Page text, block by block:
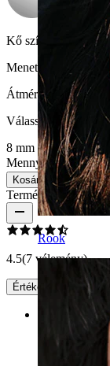
Rook
Kő színe:
Átlátszó
Menetvastagság:
1
Átmérő:
Válasszon Átmérő
8 mm
Mennyiség: 1
Csere
Kosárba
Termékértékelések
4.5(7 vélemény)
Értékelés írása